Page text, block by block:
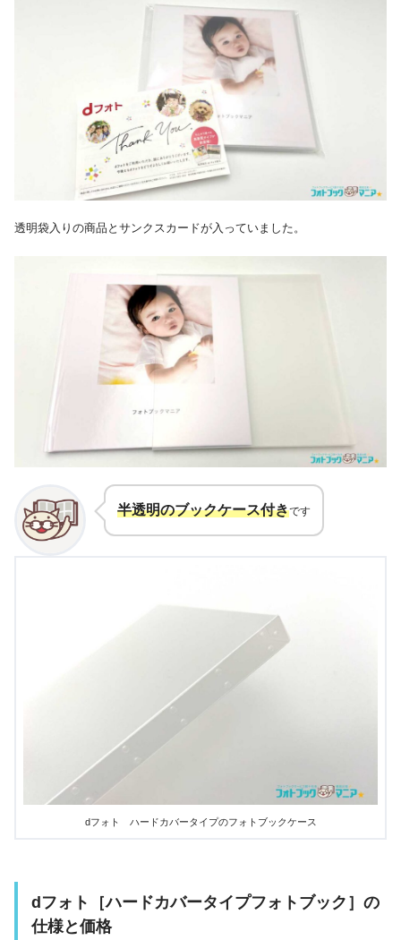
透明袋入りの商品とサンクスカードが入っていました。
半透明のブックケース付きです
dフォト ハードカバータイプのフォトブックケース
dフォト［ハードカバータイプフォトブック］の
仕様と価格